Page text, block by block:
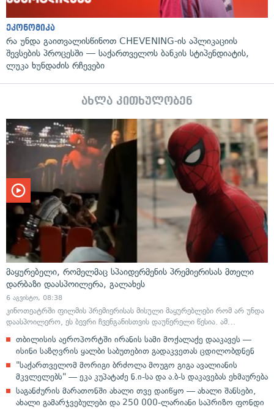
ეკონომიკა
რა უნდა გაითვალისწინოთ CHEVENING-ის აპლიკაციის
შევსების პროცესში — საქართველოს ბანკის სტიპენდიატის,
ლუკა ხუნდაძის რჩევები
ახლა კითხულობენ
მაყურებელი, რომელმაც სპაიდერმენის პრემიერისას მთელი
დარბაზი დაასპოილერა, გალახეს
6 აგვისტო, 08:38
კინოთეატრში ფილმის პრემიერისას მისული მაყურებლები რომ არ უნდა
დაასპოილერო, ეს ბევრი ჩვენგანისთვის დაუწერელი წესია. ამ…
თბილისის აეროპორტში ირანის სამი მოქალაქე დააკავეს —
ისინი საზღვრის ყალბი საბუთებით გადაკვეთას ცდილობდნენ
"საქართველომ მორიგი ბრძოლა მოუგო გიგა ავალიანის
მკვლელებს" — ეკა კუპატაძე ნ.ი-სა და ა.ბ-ს დაკავებას ეხმაურება
საგანძურის მარათონში ახალი თვე დაიწყო — ახალი შანსები,
ახალი გამარჯვებულები და 250 000-ლარიანი საპრიზო ფონდი